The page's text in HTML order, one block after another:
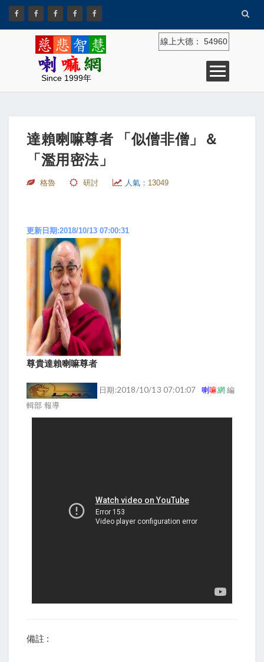
Since 1999年
線上大德： 54960
達賴喇嘛尊者 「似僧非僧」＆
「濫用密法」
格魯 研討 人氣： 13049
更新日期:2018/10/13 07:00:31
尊貴達賴喇嘛尊者
日期:2018/10/13 07:01:07喇嘛網編
輯部 報導
備註 :